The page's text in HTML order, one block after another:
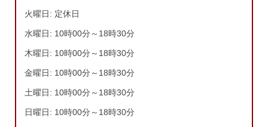
火曜日: 定休日
水曜日: 10時00分～18時30分
木曜日: 10時00分～18時30分
金曜日: 10時00分～18時30分
土曜日: 10時00分～18時30分
日曜日: 10時00分～18時30分